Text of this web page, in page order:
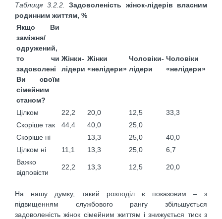
Таблиця 3.2.2.
Задоволеність жінок-лідерів власним
родинним життям, %
Якщо Ви
заміжня/
одружений,
то чи
задоволені
Ви своїм
сімейним
станом?
Жінки-
лідери
Жінки
«нелідери»
Чоловіки-
лідери
Чоловіки
«нелідери»
Цілком 22,2 20,0 12,5
33,3
Скоріше так
44,4 40,0
25,0
Скоріше ні
13,3 25,0
40,0
Цілком ні
11,1 13,3 25,0
6,7
Важко
відповісти
22,2 13,3 12,5 20,0
На нашу думку, такий розподіл є показовим – з
підвищенням службового рангу збільшується
задоволеність жінок сімейним життям і знижується тиск з